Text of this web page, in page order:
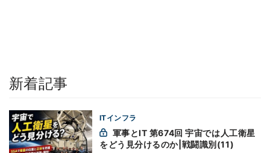
新着記事
ITインフラ
をどう見分けるのか|戦闘識別(11)